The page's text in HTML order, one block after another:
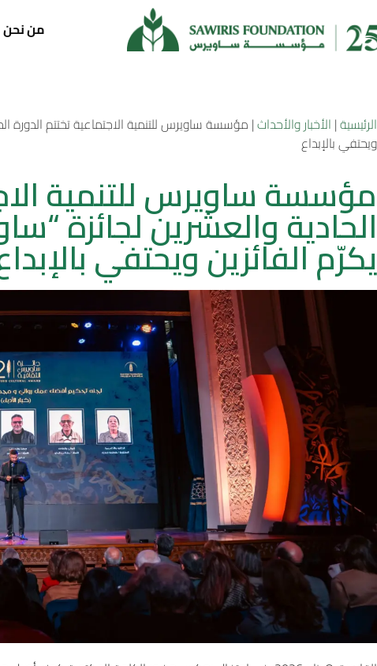
من نحن
الرئيسية| الأخبار والأحداث| مؤسسة ساويرس للتنمية الاجتماعية تختتم الدورة
ويحتفي بالإبداع
مؤسسة ساويرس للتنمية
الحادية والعشرين لجائزة
يكرّم الفائزين ويحتفي